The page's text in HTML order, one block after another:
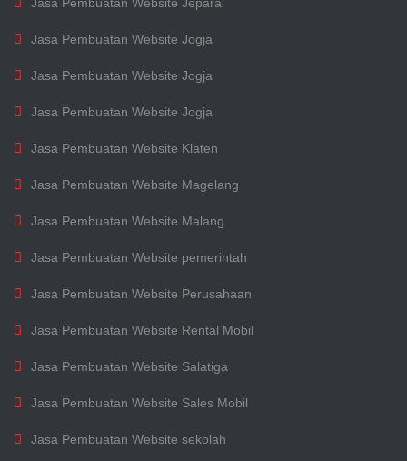
Jasa Pembuatan Website Jogja
Jasa Pembuatan Website Jogja
Jasa Pembuatan Website Jogja
Jasa Pembuatan Website Klaten
Jasa Pembuatan Website Magelang
Jasa Pembuatan Website Malang
Jasa Pembuatan Website pemerintah
Jasa Pembuatan Website Perusahaan
Jasa Pembuatan Website Rental Mobil
Jasa Pembuatan Website Salatiga
Jasa Pembuatan Website Sales Mobil
Jasa Pembuatan Website sekolah